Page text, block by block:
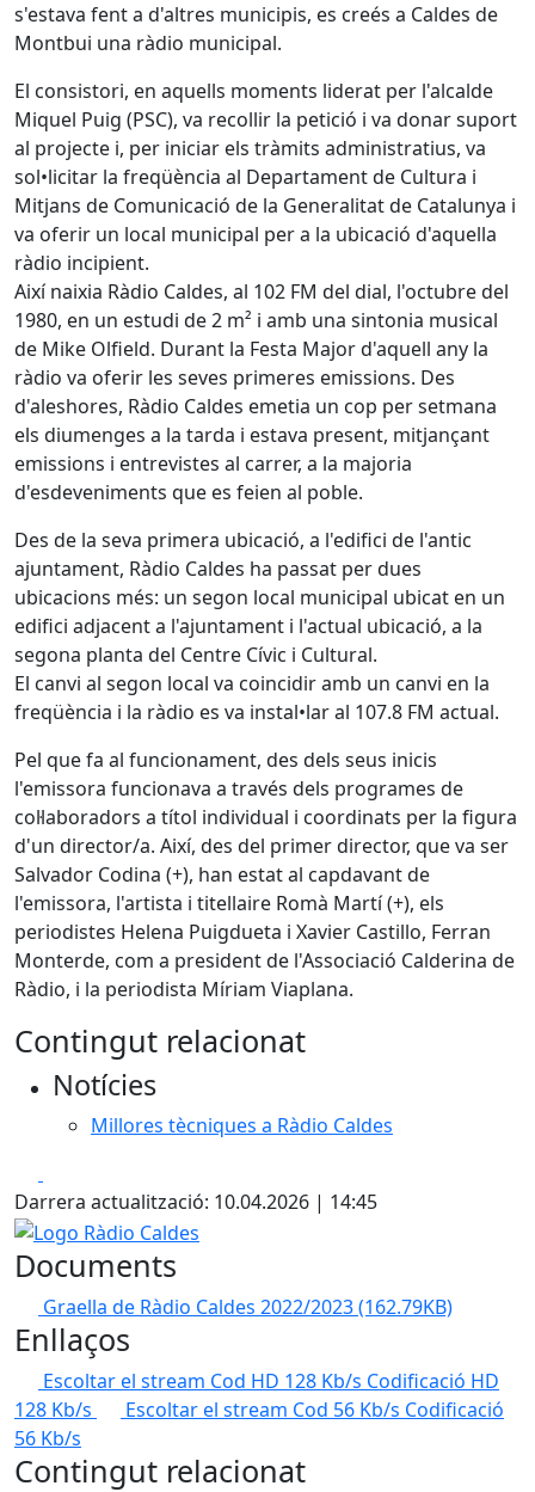
s'estava fent a d'altres municipis, es creés a Caldes de
Montbui una ràdio municipal.
El consistori, en aquells moments liderat per l'alcalde
Miquel Puig (PSC), va recollir la petició i va donar suport
al projecte i, per iniciar els tràmits administratius, va
sol•licitar la freqüència al Departament de Cultura i
Mitjans de Comunicació de la Generalitat de Catalunya i
va oferir un local municipal per a la ubicació d'aquella
ràdio incipient.
Així naixia Ràdio Caldes, al 102 FM del dial, l'octubre del
1980, en un estudi de 2 m² i amb una sintonia musical
de Mike Olfield. Durant la Festa Major d'aquell any la
ràdio va oferir les seves primeres emissions. Des
d'aleshores, Ràdio Caldes emetia un cop per setmana
els diumenges a la tarda i estava present, mitjançant
emissions i entrevistes al carrer, a la majoria
d'esdeveniments que es feien al poble.
Des de la seva primera ubicació, a l'edifici de l'antic
ajuntament, Ràdio Caldes ha passat per dues
ubicacions més: un segon local municipal ubicat en un
edifici adjacent a l'ajuntament i l'actual ubicació, a la
segona planta del Centre Cívic i Cultural.
El canvi al segon local va coincidir amb un canvi en la
freqüència i la ràdio es va instal•lar al 107.8 FM actual.
Pel que fa al funcionament, des dels seus inicis
l'emissora funcionava a través dels programes de
col·laboradors a títol individual i coordinats per la figura
d'un director/a. Així, des del primer director, que va ser
Salvador Codina (+), han estat al capdavant de
l'emissora, l'artista i titellaire Romà Martí (+), els
periodistes Helena Puigdueta i Xavier Castillo, Ferran
Monterde, com a president de l'Associació Calderina de
Ràdio, i la periodista Míriam Viaplana.
Contingut relacionat
Notícies
Millores tècniques a Ràdio Caldes
Darrera actualització: 10.04.2026 | 14:45
Logo Ràdio Caldes
Documents
Graella de Ràdio Caldes 2022/2023(162.79KB)
Enllaços
Escoltar el stream Cod HD 128 Kb/s Codificació HD
128 Kb/s
Escoltar el stream Cod 56 Kb/s Codificació
56 Kb/s
Contingut relacionat